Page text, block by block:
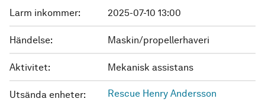
Larm inkommer: 2025-07-10 13:00
Händelse: Maskin/propellerhaveri
Aktivitet: Mekanisk assistans
Utsända enheter: Rescue Henry Andersson